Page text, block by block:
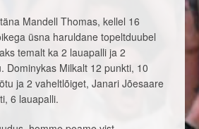
Mandell Thomas, kellel 16
üsna haruldane topeltduubel
temalt ka 2 lauapalli ja 2
Dominykas Milkalt 12 punkti, 10
ja 2 vaheltlõiget, Janari Jõesaare
6 lauapalli.